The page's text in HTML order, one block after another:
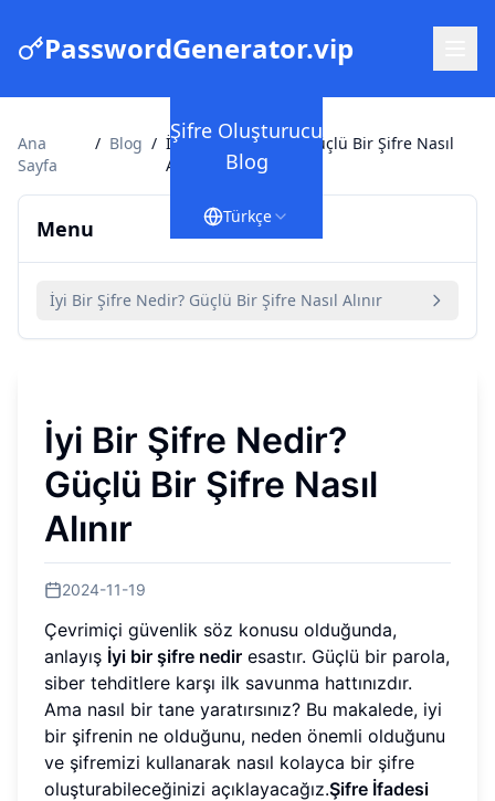
PasswordGenerator.vip
Şifre Oluşturucu
Blog
Türkçe
Ana
Sayfa
/ Blog / İyi Bir Şifre Nedir? Güçlü Bir Şifre Nasıl
Alınır
Menu
İyi Bir Şifre Nedir? Güçlü Bir Şifre Nasıl Alınır
İyi Bir Şifre Nedir?
Güçlü Bir Şifre Nasıl
Alınır
2024-11-19
Çevrimiçi güvenlik söz konusu olduğunda,
anlayış İyi bir şifre nedir esastır. Güçlü bir parola,
siber tehditlere karşı ilk savunma hattınızdır.
Ama nasıl bir tane yaratırsınız? Bu makalede, iyi
bir şifrenin ne olduğunu, neden önemli olduğunu
ve şifremizi kullanarak nasıl kolayca bir şifre
oluşturabileceğinizi açıklayacağız.Şifre İfadesi